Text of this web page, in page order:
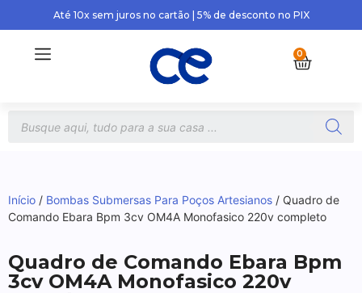
Até 10x sem juros no cartão | 5% de desconto no PIX
0
Início / Bombas Submersas Para Poços Artesianos / Quadro de
Comando Ebara Bpm 3cv OM4A Monofasico 220v completo
Quadro de Comando Ebara Bpm
3cv OM4A Monofasico 220v